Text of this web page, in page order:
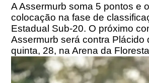
A Assermurb soma 5 pontos e
colocação na fase de
Estadual Sub-20. O próximo
Assermurb será contra Plácido
quinta, 28, na Arena da